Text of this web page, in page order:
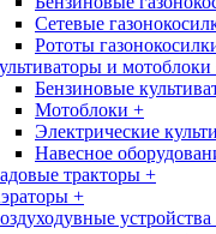
Сетевые
Рототы
и мотоблоки
Бензиновые
Мотоблоки +
Электрические
Навесное
тракторы +
+
устройства